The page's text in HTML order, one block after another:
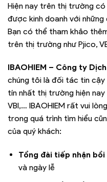
Hiện nay trên thị trường
được kinh doanh với những
Bạn có thể tham khảo
trên thị trường như Pjico,
IBAOHIEM – Công ty
chúng tôi là đối tác tin cậy
tín nhất thị trường hiện nay
VBI,… IBAOHIEM rất vui
trong quá trình tìm hiểu
của quý khách:
Tổng đài tiếp nhận
và ngày lễ